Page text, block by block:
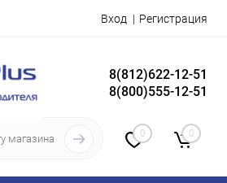
Вход Регистрация
8(812)622-12-51
8(800)555-12-51
0 0